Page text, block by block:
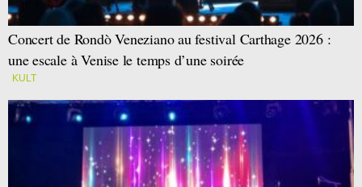
Concert de Rondò Veneziano au festival Carthage 2026 :
une escale à Venise le temps d’une soirée
KULT